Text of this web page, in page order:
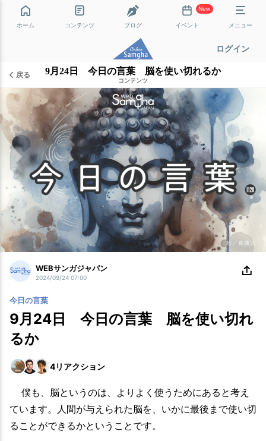
ホーム コンテンツ ブログ
New
イベント メニュー
ログイン
戻る 9月24日 今日の言葉 脳を使い切れるか
コンテンツ
WEBサンガジャパン
2024/09/24 07:00
今日の言葉
9月24日 今日の言葉 脳を使い切れ
るか
4リアクション
僕も、脳というのは、よりよく使うためにあると考え
ています。人間が与えられた脳を、いかに最後まで使い切
ることができるかということです。